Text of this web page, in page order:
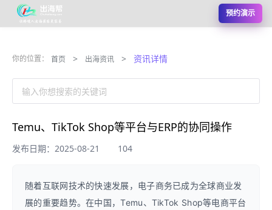
预约演示
你的位置： 首页 > 出海资讯 > 资讯详情
输入你想搜索的关键词
Temu、TikTok Shop等平台与ERP的协同操作
发布日期：2025-08-21 104
随着互联网技术的快速发展，电子商务已成为全球商业发
展的重要趋势。在中国，Temu、TikTok Shop等电商平台